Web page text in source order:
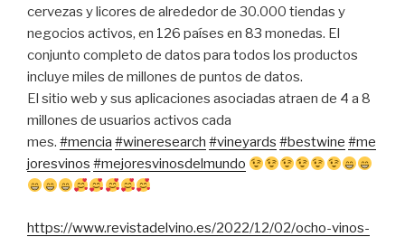
cervezas y licores de alrededor de 30.000 tiendas y
negocios activos, en 126 países en 83 monedas. El
conjunto completo de datos para todos los productos
incluye miles de millones de puntos de datos.
El sitio web y sus aplicaciones asociadas atraen de 4 a 8
millones de usuarios activos cada
mes. #mencia #wineresearch #vineyards #bestwine #me
joresvinos #mejoresvinosdelmundo
https://www.revistadelvino.es/2022/12/02/ocho-vinos-